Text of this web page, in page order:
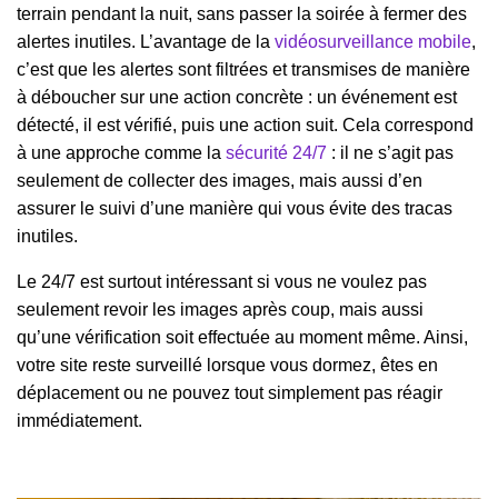
terrain pendant la nuit, sans passer la soirée à fermer des
alertes inutiles. L’avantage de la vidéosurveillance mobile,
c’est que les alertes sont filtrées et transmises de manière
à déboucher sur une action concrète : un événement est
détecté, il est vérifié, puis une action suit. Cela correspond
à une approche comme la sécurité 24/7 : il ne s’agit pas
seulement de collecter des images, mais aussi d’en
assurer le suivi d’une manière qui vous évite des tracas
inutiles.
Le 24/7 est surtout intéressant si vous ne voulez pas
seulement revoir les images après coup, mais aussi
qu’une vérification soit effectuée au moment même. Ainsi,
votre site reste surveillé lorsque vous dormez, êtes en
déplacement ou ne pouvez tout simplement pas réagir
immédiatement.